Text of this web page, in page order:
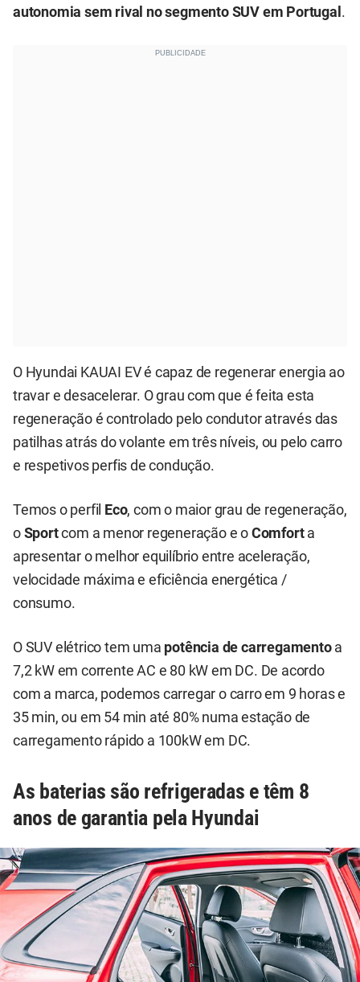
autonomia sem rival no segmento SUV em Portugal .
O Hyundai KAUAI EV é capaz de regenerar energia ao
travar e desacelerar. O grau com que é feita esta
regeneração é controlado pelo condutor através das
patilhas atrás do volante em três níveis, ou pelo carro
e respetivos perfis de condução.
Temos o perfil Eco, com o maior grau de regeneração,
o Sportcom a menor regeneração e o Comforta
apresentar o melhor equilíbrio entre aceleração,
velocidade máxima e eficiência energética /
consumo.
O SUV elétrico tem uma potência de carregamentoa
7,2 kW em corrente AC e 80 kW em DC. De acordo
com a marca, podemos carregar o carro em 9 horas e
35 min, ou em 54 min até 80% numa estação de
carregamento rápido a 100kW em DC.
As baterias são refrigeradas e têm 8
anos de garantia pela Hyundai